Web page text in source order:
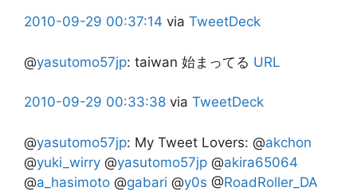
2010-09-29 00:37:14 via TweetDeck
@yasutomo57jp: taiwan 始まってる URL
2010-09-29 00:33:38 via TweetDeck
@yasutomo57jp: My Tweet Lovers: @akchon
@yuki_wirry @yasutomo57jp @akira65064
@a_hasimoto @gabari @y0s @RoadRoller_DA